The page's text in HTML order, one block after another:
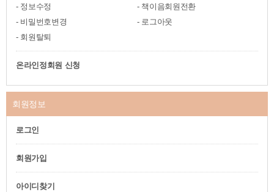
정보수정
책이음회원전환
비밀번호변경
로그아웃
회원탈퇴
온라인정회원 신청
회원정보
로그인
회원가입
아이디찾기